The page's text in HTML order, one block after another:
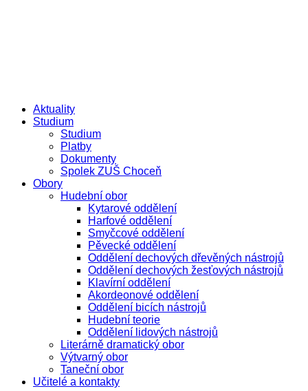
Aktuality
Studium
Studium
Platby
Dokumenty
Spolek ZUŠ Choceň
Obory
Hudební obor
Kytarové oddělení
Harfové oddělení
Smyčcové oddělení
Pěvecké oddělení
Oddělení dechových dřevěných nástrojů
Oddělení dechových žesťových nástrojů
Klavírní oddělení
Akordeonové oddělení
Oddělení bicích nástrojů
Hudební teorie
Oddělení lidových nástrojů
Literárně dramatický obor
Výtvarný obor
Taneční obor
Učitelé a kontakty